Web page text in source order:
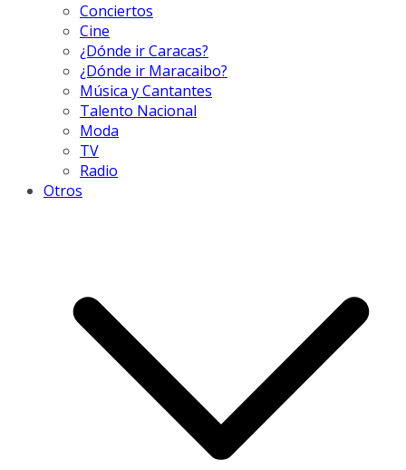
Conciertos
Cine
¿Dónde ir Caracas?
¿Dónde ir Maracaibo?
Música y Cantantes
Talento Nacional
Moda
TV
Radio
Otros